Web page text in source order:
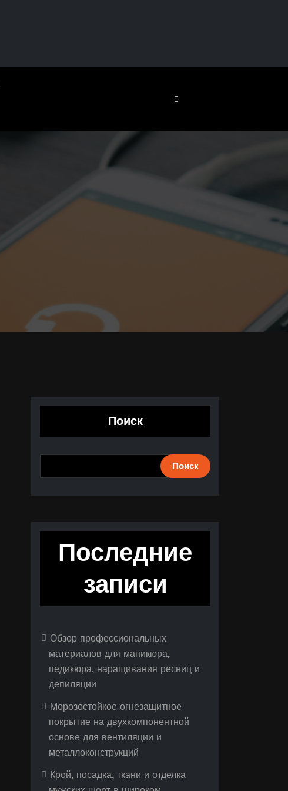
Поиск
Поиск
Последние
записи
Обзор профессиональных
материалов для маникюра,
педикюра, наращивания ресниц и
депиляции
Морозостойкое огнезащитное
покрытие на двухкомпонентной
основе для вентиляции и
металлоконструкций
Крой, посадка, ткани и отделка